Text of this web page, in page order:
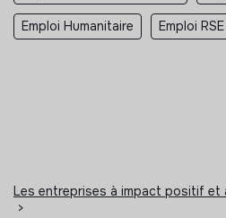
Emploi Humanitaire Emploi RSE
Les entreprises à impact positif
>